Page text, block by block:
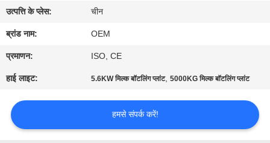
की
विनती
करे
साइटमैप
PRIVACY
उत्पत्ति के प्लेस: चीन
ब्रांड नाम: OEM
प्रमाणन: ISO, CE
हाई लाइट: 5.6KW मिल्क बॉटलिंग प्लांट,5000KG मिल्क बॉटलिंग प्लांट
हमसे संपर्क करें!